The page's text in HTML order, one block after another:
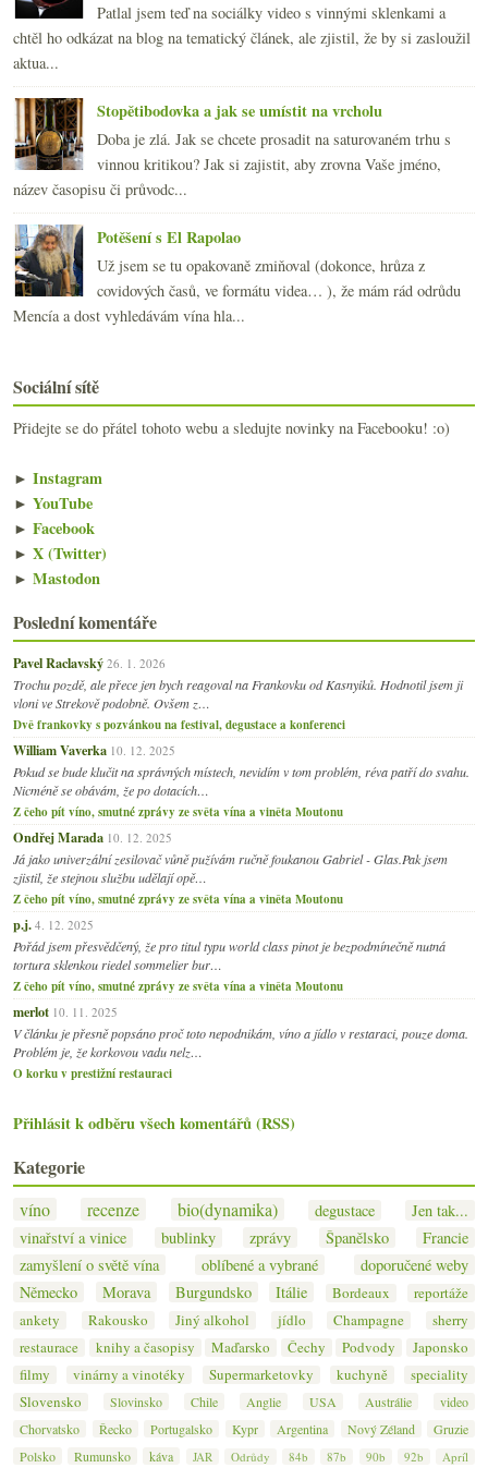
Patlal jsem teď na sociálky video s vinnými sklenkami a
chtěl ho odkázat na blog na tematický článek, ale zjistil, že by si zasloužil
aktua...
Stopětibodovka a jak se umístit na vrcholu
Doba je zlá. Jak se chcete prosadit na saturovaném trhu s
vinnou kritikou? Jak si zajistit, aby zrovna Vaše jméno,
název časopisu či průvodc...
Potěšení s El Rapolao
Už jsem se tu opakovaně zmiňoval (dokonce, hrůza z
covidových časů, ve formátu videa… ), že mám rád odrůdu
Mencía a dost vyhledávám vína hla...
Sociální sítě
Přidejte se do přátel tohoto webu a sledujte novinky na Facebooku! :o)
► Instagram
► YouTube
► Facebook
► X (Twitter)
► Mastodon
Poslední komentáře
Pavel Raclavský 26. 1. 2026
Trochu pozdě, ale přece jen bych reagoval na Frankovku od Kasnyiků. Hodnotil jsem ji
vloni ve Strekově podobně. Ovšem z…
Dvě frankovky s pozvánkou na festival, degustace a konferenci
William Vaverka 10. 12. 2025
Pokud se bude klučit na správných místech, nevidím v tom problém, réva patří do svahu.
Nicméně se obávám, že po dotacích…
Z čeho pít víno, smutné zprávy ze světa vína a viněta Moutonu
Ondřej Marada 10. 12. 2025
Já jako univerzální zesilovač vůně pužívám ručně foukanou Gabriel - Glas.Pak jsem
zjistil, že stejnou službu udělají opě…
Z čeho pít víno, smutné zprávy ze světa vína a viněta Moutonu
p.j. 4. 12. 2025
Pořád jsem přesvědčený, že pro titul typu world class pinot je bezpodmínečně nutná
tortura sklenkou riedel sommelier bur…
Z čeho pít víno, smutné zprávy ze světa vína a viněta Moutonu
merlot 10. 11. 2025
V článku je přesně popsáno proč toto nepodnikám, víno a jídlo v restaraci, pouze doma.
Problém je, že korkovou vadu nelz…
O korku v prestižní restauraci
Přihlásit k odběru všech komentářů (RSS)
Kategorie
víno recenze bio(dynamika) degustace
Jen tak...
vinařství a vinice
bublinky zprávy Španělsko
Francie
zamyšlení o světě vína
oblíbené a vybrané
doporučené weby
Německo
Morava Burgundsko Itálie Bordeaux
reportáže
ankety
Rakousko Jiný alkohol jídlo Champagne
sherry
restaurace
knihy a časopisy Maďarsko Čechy Podvody
Japonsko
filmy
vinárny a vinotéky Supermarketovky kuchyně
speciality
Slovensko
Slovinsko Chile Anglie USA Austrálie
video
Chorvatsko
Řecko Portugalsko Kypr Argentina Nový Zéland
Gruzie
Polsko
Rumunsko káva JAR Odrůdy 84b 87b 90b 92b Apríl